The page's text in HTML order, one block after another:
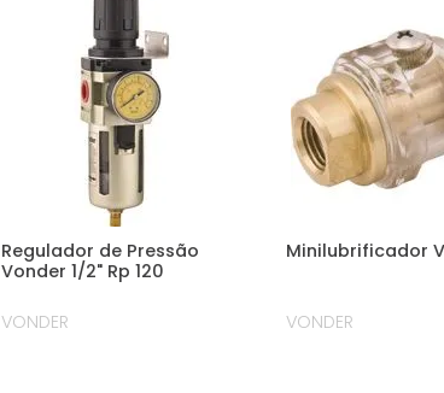
Regulador de Pressão
Vonder 1/2" Rp 120
VONDER
Minilubrificador
VONDER